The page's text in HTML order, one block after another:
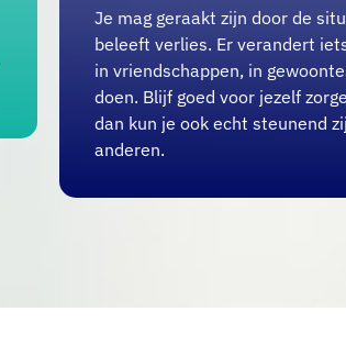
Je mag geraakt zijn door de
beleeft verlies. Er verandert
in vriendschappen, in
doen. Blijf goed voor jezelf
dan kun je ook echt steunend
anderen.